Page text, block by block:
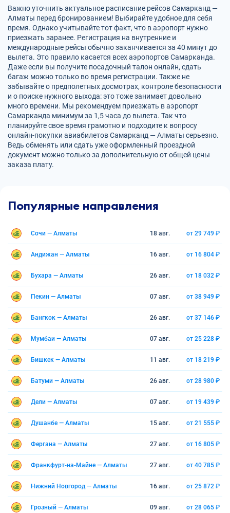
Важно уточнить актуальное расписание рейсов Самарканд —
Алматы перед бронированием! Выбирайте удобное для себя
время. Однако учитывайте тот факт, что в аэропорт нужно
приезжать заранее. Регистрация на внутренние и
международные рейсы обычно заканчивается за 40 минут до
вылета. Это правило касается всех аэропортов Самарканда.
Даже если вы получите посадочный талон онлайн, сдать
багаж можно только во время регистрации. Также не
забывайте о предполетных досмотрах, контроле безопасности
и о поиске нужного выхода: это тоже занимает довольно
много времени. Мы рекомендуем приезжать в аэропорт
Самарканда минимум за 1,5 часа до вылета. Так что
планируйте свое время грамотно и подходите к вопросу
онлайн-покупки авиабилетов Самарканд — Алматы серьезно.
Ведь обменять или сдать уже оформленный проездной
документ можно только за дополнительную от общей цены
заказа плату.
Популярные направления
Сочи — Алматы 18 авг. от 29 749 ₽
Андижан — Алматы 16 авг. от 16 804 ₽
Бухара — Алматы 26 авг. от 18 032 ₽
Пекин — Алматы 07 авг. от 38 949 ₽
Бангкок — Алматы 26 авг. от 37 146 ₽
Мумбаи — Алматы 07 авг. от 25 228 ₽
Бишкек — Алматы 11 авг. от 18 219 ₽
Батуми — Алматы 26 авг. от 28 980 ₽
Дели — Алматы 07 авг. от 19 439 ₽
Душанбе — Алматы 15 авг. от 21 555 ₽
Фергана — Алматы 27 авг. от 16 805 ₽
Франкфурт-на-Майне — Алматы 27 авг. от 40 785 ₽
Нижний Новгород — Алматы 16 авг. от 25 872 ₽
Грозный — Алматы 09 авг. от 28 065 ₽